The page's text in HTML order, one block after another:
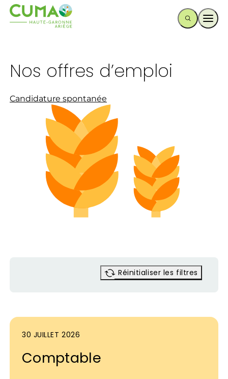
Nos offres d’emploi
Candidature spontanée
Réinitialiser les filtres
30 JUILLET 2026
Comptable